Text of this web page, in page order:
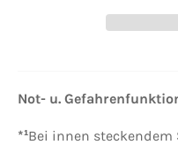
Not- u.
*¹Bei innen